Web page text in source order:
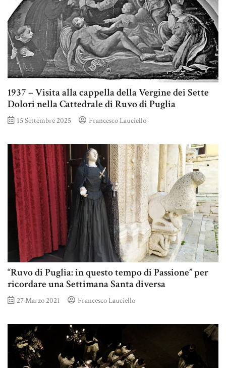
1937 – Visita alla cappella della Vergine dei Sette
Dolori nella Cattedrale di Ruvo di Puglia
15 Settembre 2025 Francesco Lauciello
“Ruvo di Puglia: in questo tempo di Passione” per
ricordare una Settimana Santa diversa
27 Marzo 2021 Francesco Lauciello